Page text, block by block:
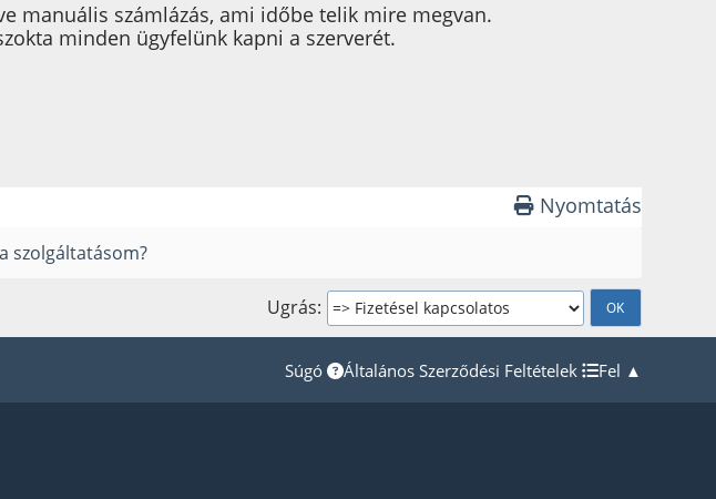
manuális számlázás, ami időbe telik mire megvan.
minden ügyfelünk kapni a szerverét.
Nyomtatás
szolgáltatásom?
Ugrás
Súgó Általános Szerződési Feltételek Fel ▲